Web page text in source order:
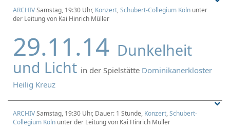
ARCHIVSamstag, 19:30 Uhr, Konzert,Schubert-Collegium Köln unter
der Leitung von Kai Hinrich Müller
29.11.14 Dunkelheit
und Licht in der Spielstätte Dominikanerkloster
Heilig Kreuz
ARCHIVSamstag, 19:30 Uhr, Dauer: 1 Stunde, Konzert,Schubert-
Collegium Köln unter der Leitung von Kai Hinrich Müller